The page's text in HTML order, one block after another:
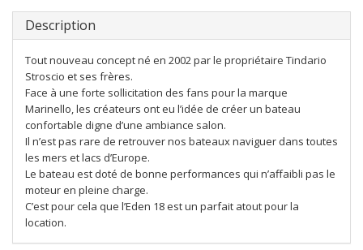
Description
Tout nouveau concept né en 2002 par le propriétaire Tindario
Stroscio et ses frères.
Face à une forte sollicitation des fans pour la marque
Marinello, les créateurs ont eu l’idée de créer un bateau
confortable digne d’une ambiance salon.
Il n’est pas rare de retrouver nos bateaux naviguer dans toutes
les mers et lacs d’Europe.
Le bateau est doté de bonne performances qui n’affaibli pas le
moteur en pleine charge.
C’est pour cela que l’Eden 18 est un parfait atout pour la
location.